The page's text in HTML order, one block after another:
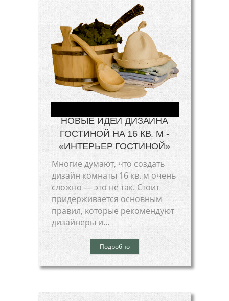
НОВЫЕ ИДЕИ ДИЗАЙНА
ГОСТИНОЙ НА 16 КВ. М -
«ИНТЕРЬЕР ГОСТИНОЙ»
Многие думают, что создать
дизайн комнаты 16 кв. м очень
сложно — это не так. Стоит
придерживается основным
правил, которые рекомендуют
дизайнеры и…
Подробно